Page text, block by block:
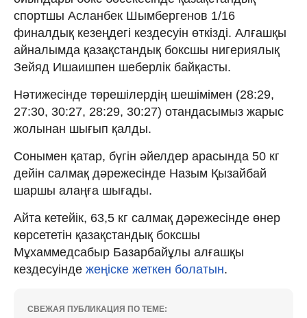
спортшы Асланбек Шымбергенов 1/16
финалдық кезеңдегі кездесуін өткізді. Алғашқы
айналымда қазақстандық боксшы нигериялық
Зейяд Ишаишпен шеберлік байқасты.
Нәтижесінде төрешілердің шешімімен (28:29,
27:30, 30:27, 28:29, 30:27) отандасымыз жарыс
жолынан шығып қалды.
Сонымен қатар, бүгін әйелдер арасында 50 кг
дейін салмақ дәрежесінде Назым Қызайбай
шаршы алаңға шығады.
Айта кетейік, 63,5 кг салмақ дәрежесінде өнер
көрсететін қазақстандық боксшы
Мұхаммедсабыр Базарбайұлы алғашқы
кездесуінде жеңіске жеткен болатын.
СВЕЖАЯ ПУБЛИКАЦИЯ ПО ТЕМЕ: